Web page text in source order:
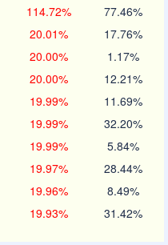
114.72% 77.46%
20.01% 17.76%
20.00% 1.17%
20.00% 12.21%
19.99% 11.69%
19.99% 32.20%
19.99% 5.84%
19.97% 28.44%
19.96% 8.49%
19.93% 31.42%